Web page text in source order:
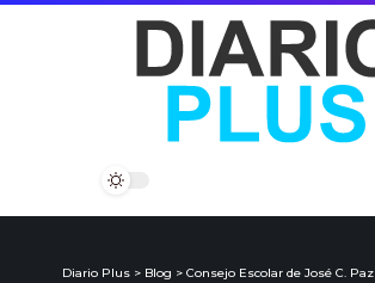
Diario Plus > Blog > Consejo Escolar de José C. Paz